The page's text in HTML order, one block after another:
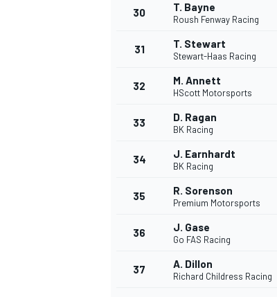
30 T. Bayne
Roush Fenway Racing
31 T. Stewart
Stewart-Haas Racing
32 M. Annett
HScott Motorsports
33 D. Ragan
BK Racing
34 J. Earnhardt
BK Racing
35 R. Sorenson
Premium Motorsports
36 J. Gase
Go FAS Racing
37 A. Dillon
Richard Childress Racing